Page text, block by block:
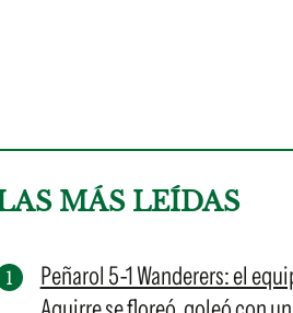
MÁS LEÍDAS
Peñarol 5-1 Wanderers: el